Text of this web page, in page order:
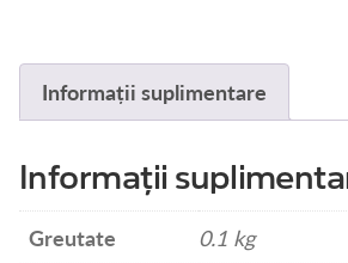
115Informații suplimentare
Informații
Greutate
0.1 kg